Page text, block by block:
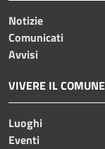
Notizie
Comunicati
Avvisi
VIVERE IL COMUNE
Luoghi
Eventi